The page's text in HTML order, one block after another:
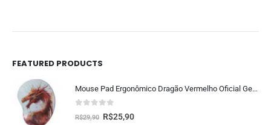
FEATURED PRODUCTS
Mouse Pad Ergonômico Dragão Vermelho Oficial Geek Vip
fora de 5
R$29,90 R$25,90